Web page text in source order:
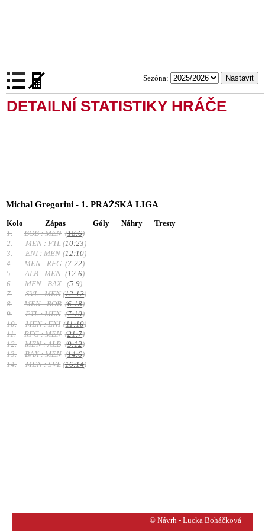
Sezóna:
DETAILNÍ STATISTIKY HRÁČE
Michal Gregorini - 1. PRAŽSKÁ LIGA
Kolo Zápas Góly Náhry
Tresty
1.
BOB : MEN (18:6)
2.
MEN : FTL (10:23)
3.
ENI : MEN (12:10)
4.
MEN : RFG (7:22)
5.
ALB : MEN (12:6)
6.
MEN : BAX (5:9)
7.
SVL : MEN (12:12)
8.
MEN : BOB (6:18)
9.
FTL : MEN (7:10)
10.
MEN : ENI (11:10)
11.
RFG : MEN (21:7)
12.
MEN : ALB (9:12)
13.
BAX : MEN (14:6)
14.
MEN : SVL (16:14)
© Návrh - Lucka Boháčková